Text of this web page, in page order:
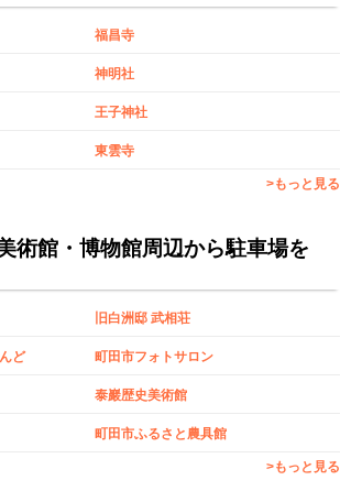
福昌寺
神明社
王子神社
東雲寺
>もっと見る
術館・博物館周辺から駐車場を
旧白洲邸 武相荘
ど 町田市フォトサロン
泰巖歴史美術館
町田市ふるさと農具館
>もっと見る